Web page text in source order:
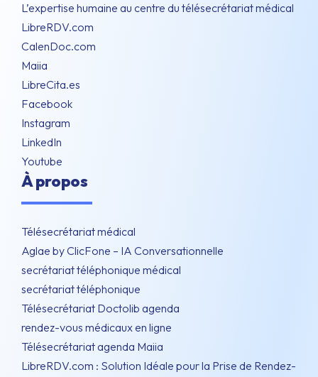
L’expertise humaine au centre du télésecrétariat médical
LibreRDV.com
CalenDoc.com
Maiia
LibreCita.es
Facebook
Instagram
LinkedIn
Youtube
À propos
Télésecrétariat médical
Aglae by ClicFone – IA Conversationnelle
secrétariat téléphonique médical
secrétariat téléphonique
Télésecrétariat Doctolib agenda
rendez-vous médicaux en ligne
Télésecrétariat agenda Maiia
LibreRDV.com : Solution Idéale pour la Prise de Rendez-